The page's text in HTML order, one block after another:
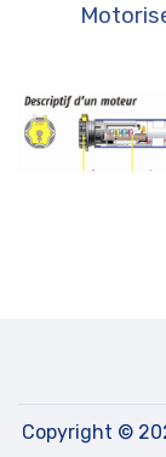
Copyright ©